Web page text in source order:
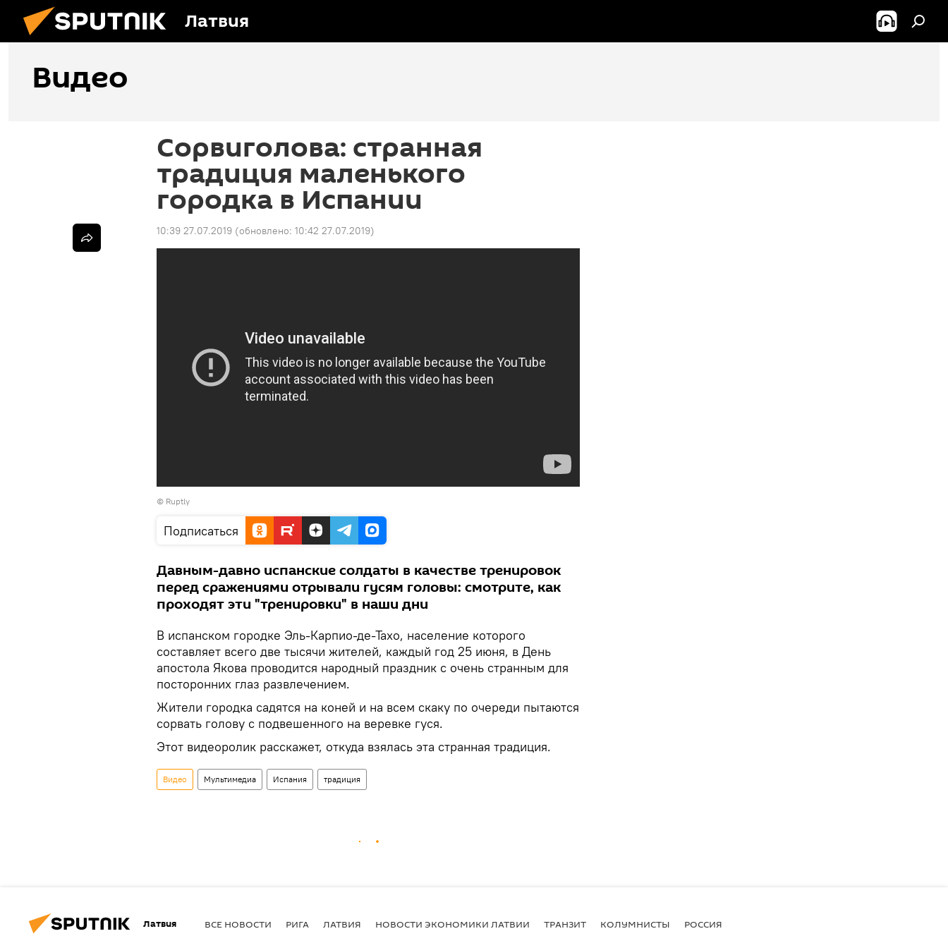
Латвия
Видео
Сорвиголова: странная
традиция маленького
городка в Испании
10:39 27.07.2019 (обновлено: 10:42 27.07.2019)
© Ruptly
Подписаться
Давным-давно испанские солдаты в качестве тренировок
перед сражениями отрывали гусям головы: смотрите, как
проходят эти "тренировки" в наши дни
В испанском городке Эль-Карпио-де-Тахо, население которого
составляет всего две тысячи жителей, каждый год 25 июня, в День
апостола Якова проводится народный праздник с очень странным для
посторонних глаз развлечением.
Жители городка садятся на коней и на всем скаку по очереди пытаются
сорвать голову с подвешенного на веревке гуся.
Этот видеоролик расскажет, откуда взялась эта странная традиция.
Видео Мультимедиа Испания традиция
Латвия ВСЕ НОВОСТИ РИГА ЛАТВИЯ НОВОСТИ ЭКОНОМИКИ ЛАТВИИ ТРАНЗИТ КОЛУМНИСТЫ РОССИЯ